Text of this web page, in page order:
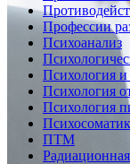
Профессии
Психоанализ
Психология и
Психология
Психология
ПТМ